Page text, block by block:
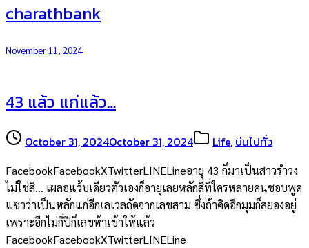
charathbank
November 11, 2024
43 แล้ว แก่แล้ว…
October 31, 2024October 31, 2024 Life, บ่นไปทั่ว
FacebookFacebookXTwitterLINELineอายุ 43 ก็มาเป็นสาวรำวง
ไม่ใช่สิ… เผลอแว้บเดียวตัวเองก็อายุเลยหลักสี่ที่ใครหลายคนชอบพูด
แซวว่าเป็นหลักแก่อีกเลเวลถัดจากเลขสาม ซึ่งถ้าคิดอีกมุมก็สยองอยู่
เพราะอีกไม่กี่ปีก็เลขห้าเข้าให้แล้ว
FacebookFacebookXTwitterLINELine